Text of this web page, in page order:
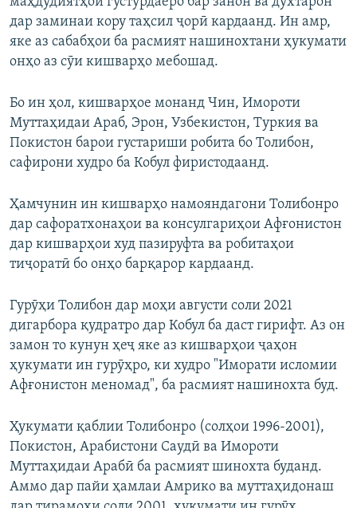
дар заминаи кору таҳсил ҷорӣ кардаанд. Ин амр,
яке аз сабабҳои ба расмият нашинохтани ҳукумати
онҳо аз сӯи кишварҳо мебошад.
Бо ин ҳол, кишварҳое монанд Чин, Имороти
Муттаҳидаи Араб, Эрон, Узбекистон, Туркия ва
Покистон барои густариши робита бо Толибон,
сафирони худро ба Кобул фиристодаанд.
Ҳамчунин ин кишварҳо намояндагони Толибонро
дар сафоратхонаҳои ва консулгариҳои Афғонистон
дар кишварҳои худ пазируфта ва робитаҳои
тиҷоратӣ бо онҳо барқарор кардаанд.
Гурӯҳи Толибон дар моҳи августи соли 2021
дигарбора қудратро дар Кобул ба даст гирифт. Аз он
замон то кунун ҳеҷ яке аз кишварҳои ҷаҳон
ҳукумати ин гурӯҳро, ки худро "Иморати исломии
Афғонистон меномад", ба расмият нашинохта буд.
Ҳукумати қаблии Толибонро (солҳои 1996-2001),
Покистон, Арабистони Саудӣ ва Имороти
Муттаҳидаи Арабӣ ба расмият шинохта буданд.
Аммо дар пайи ҳамлаи Амрико ва муттаҳидонаш